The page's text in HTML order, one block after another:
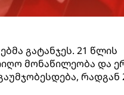
გატანჯეს. 21 წლის
მონაწილეობა და
რადგან